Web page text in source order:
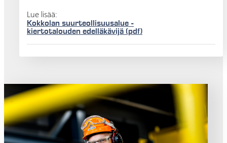
Lue lisää:
Kokkolan suurteollisuusalue -
kiertotalouden edelläkävijä (pdf)